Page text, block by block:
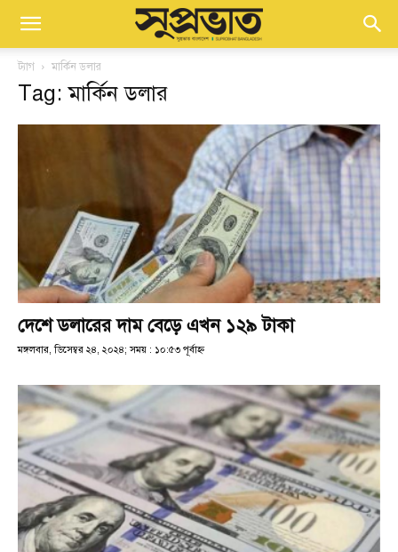
ট্যাগ মার্কিন ডলার
Tag: মার্কিন ডলার
দেশে ডলারের দাম বেড়ে এখন ১২৯ টাকা
মঙ্গলবার, ডিসেম্বর ২৪, ২০২৪; সময় : ১০:৫৩ পূর্বাহ্ণ